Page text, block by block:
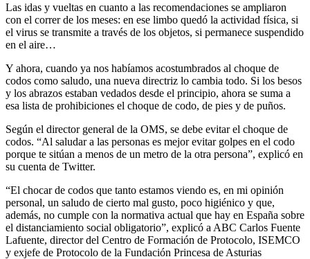
Las idas y vueltas en cuanto a las recomendaciones se ampliaron
con el correr de los meses: en ese limbo quedó la actividad física, si
el virus se transmite a través de los objetos, si permanece suspendido
en el aire…
Y ahora, cuando ya nos habíamos acostumbrados al choque de
codos como saludo, una nueva directriz lo cambia todo. Si los besos
y los abrazos estaban vedados desde el principio, ahora se suma a
esa lista de prohibiciones el choque de codo, de pies y de puños.
Según el director general de la OMS, se debe evitar el choque de
codos. “Al saludar a las personas es mejor evitar golpes en el codo
porque te sitúan a menos de un metro de la otra persona”, explicó en
su cuenta de Twitter.
“El chocar de codos que tanto estamos viendo es, en mi opinión
personal, un saludo de cierto mal gusto, poco higiénico y que,
además, no cumple con la normativa actual que hay en España sobre
el distanciamiento social obligatorio”, explicó a ABC Carlos Fuente
Lafuente, director del Centro de Formación de Protocolo, ISEMCO
y exjefe de Protocolo de la Fundación Princesa de Asturias